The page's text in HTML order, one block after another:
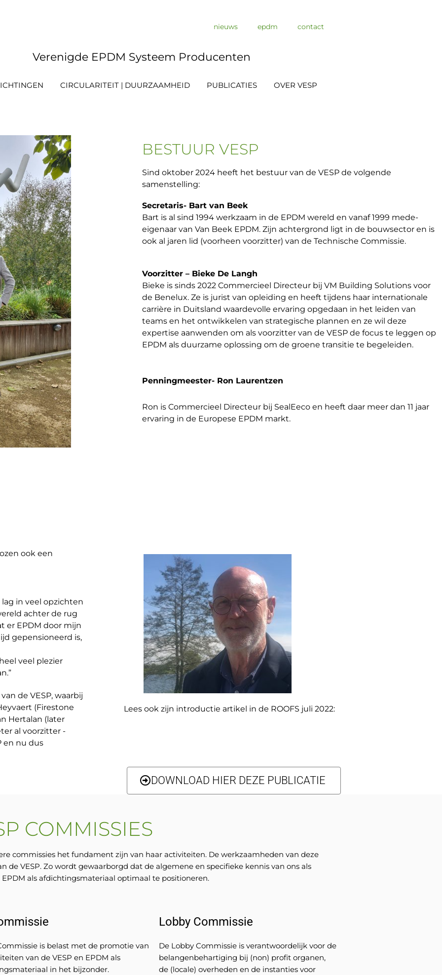
nieuws epdm contact
Verenigde EPDM Systeem Producenten
CIRCULARITEIT | DUURZAAMHEID PUBLICATIES OVER VESP
BESTUUR VESP
Sind oktober 2024 heeft het bestuur van de VESP de volgende
samenstelling:
Secretaris- Bart van Beek
Bart is al sind 1994 werkzaam in de EPDM wereld en vanaf 1999 mede-
eigenaar van Van Beek EPDM. Zijn achtergrond ligt in de bouwsector en is
ook al jaren lid (voorheen voorzitter) van de Technische Commissie.
Voorzitter – Bieke De Langh
Bieke is sinds 2022 Commercieel Directeur bij VM Building Solutions voor
de Benelux. Ze is jurist van opleiding en heeft tijdens haar internationale
carrière in Duitsland waardevolle ervaring opgedaan in het leiden van
teams en het ontwikkelen van strategische plannen en ze wil deze
expertise aanwenden om als voorzitter van de VESP de focus te leggen op
EPDM als duurzame oplossing om de groene transitie te begeleiden.
Penningmeester- Ron Laurentzen
Ron is Commercieel Directeur bij SealEeco en heeft daar meer dan 11 jaar
ervaring in de Europese EPDM markt.
ook een
lag in veel opzichten
achter de rug
er EPDM door mijn
gepensioneerd is,
veel plezier
de VESP, waarbij
(Firestone
Hertalan (later
al voorzitter -
en nu dus
Lees ook zijn introductie artikel in de ROOFS juli 2022:
DOWNLOAD HIER DEZE PUBLICATIE
COMMISSIES
commissies het fundament zijn van haar activiteiten. De werkzaamheden van deze
de VESP. Zo wordt gewaarborgd dat de algemene en specifieke kennis van ons als
als afdichtingsmateriaal optimaal te positioneren.
is belast met de promotie van
van de VESP en EPDM als
in het bijzonder.
Lobby Commissie
De Lobby Commissie is verantwoordelijk voor de
belangenbehartiging bij (non) profit organen,
de (locale) overheden en de instanties voor